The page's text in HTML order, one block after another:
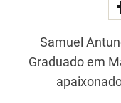
Samuel
Graduado em